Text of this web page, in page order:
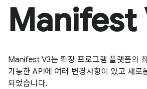
Manifest
Manifest V3는 확장 프로그램 플랫폼의
가능한 API에 여러 변경사항이 있고 새로
되었습니다.